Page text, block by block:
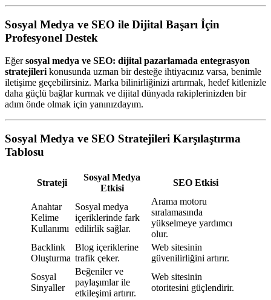
Sosyal Medya ve SEO ile Dijital Başarı İçin
Profesyonel Destek
Eğersosyal medya ve SEO: dijital pazarlamada entegrasyon
stratejileri konusunda uzman bir desteğe ihtiyacınız varsa, benimle
iletişime geçebilirsiniz. Marka bilinirliğinizi artırmak, hedef kitlenizle
daha güçlü bağlar kurmak ve dijital dünyada rakiplerinizden bir
adım önde olmak için yanınızdayım.
Sosyal Medya ve SEO Stratejileri Karşılaştırma
Tablosu
Strateji
Sosyal Medya
Etkisi
SEO Etkisi
Anahtar
Kelime
Kullanımı
Sosyal medya
içeriklerinde fark
edilirlik sağlar.
Arama motoru
sıralamasında
yükselmeye yardımcı
olur.
Backlink
Oluşturma
Blog içeriklerine
trafik çeker.
Web sitesinin
güvenilirliğini artırır.
Sosyal
Sinyaller
Beğeniler ve
paylaşımlar ile
etkileşimi artırır.
Web sitesinin
otoritesini güçlendirir.